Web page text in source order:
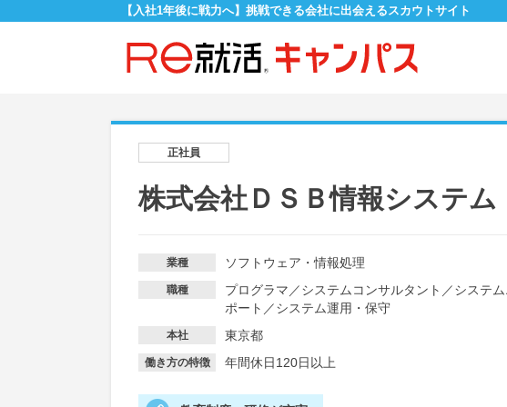
【入社1年後に戦力へ】挑戦できる会社に出会えるスカウトサイト
正社員
株式会社ＤＳＢ情報システム
業種 ソフトウェア・情報処理
職種 プログラマ ／システムコンサルタント ／システ
ポート ／システム運用・保守
本社 東京都
働き方の特徴 年間休日120日以上